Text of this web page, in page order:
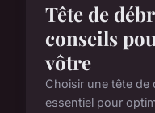
Tête de
conseils
vôtre
Choisir une tête de
essentiel pour